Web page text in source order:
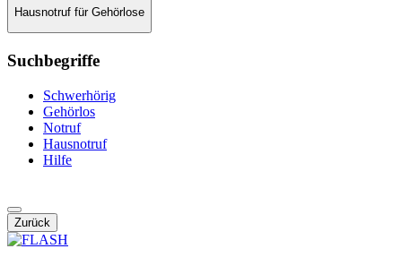
Hausnotruf für Gehörlose
Suchbegriffe
Schwerhörig
Gehörlos
Notruf
Hausnotruf
Hilfe
Zurück